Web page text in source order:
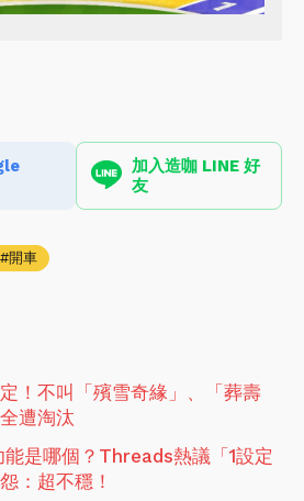
加入造咖 LINE 好
友
開車
！不叫「殯雪奇緣」、「葬壽
遭淘汰
是哪個？Threads熱議「1設定
：超不穩！